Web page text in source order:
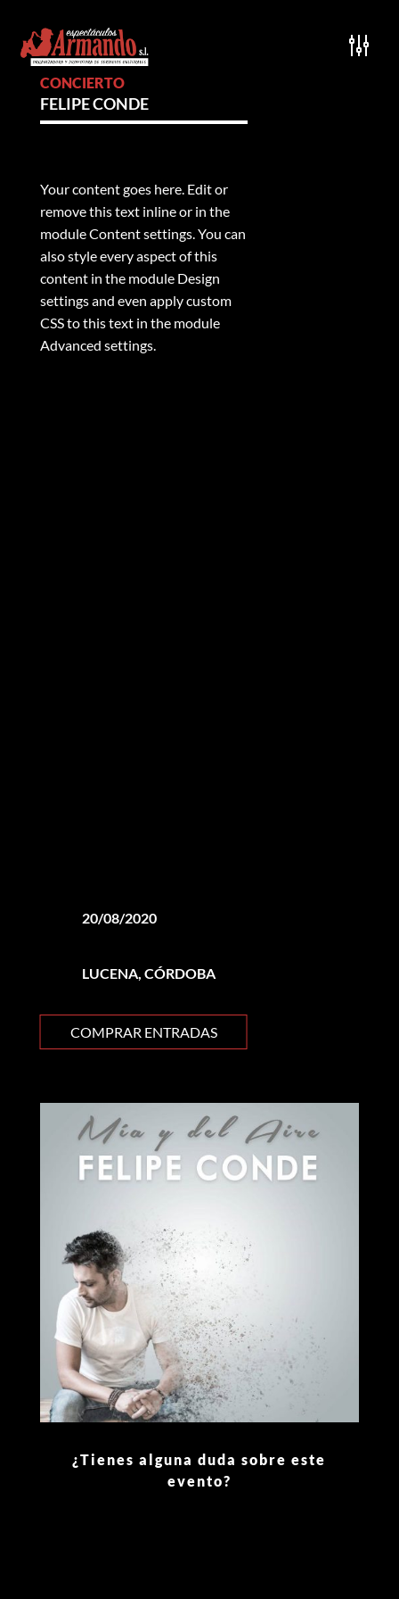
CONCIERTO
FELIPE CONDE
Your content goes here. Edit or
remove this text inline or in the
module Content settings. You can
also style every aspect of this
content in the module Design
settings and even apply custom
CSS to this text in the module
Advanced settings.
20/08/2020
LUCENA, CÓRDOBA
COMPRAR ENTRADAS
¿Tienes alguna duda sobre este
evento?